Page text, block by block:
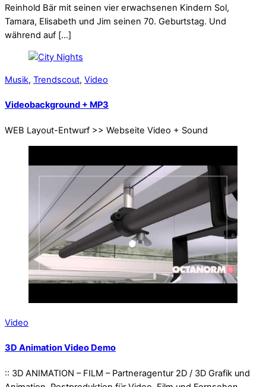
Reinhold Bär mit seinen vier erwachsenen Kindern Sol,
Tamara, Elisabeth und Jim seinen 70. Geburtstag. Und
während auf […]
Musik, Trendscout, Video
Videobackground + MP3
WEB Layout-Entwurf >> Webseite Video + Sound
Video
3D Animation Video Demo
:: 3D ANIMATION – FILM – Partneragentur 2D / 3D Grafik und